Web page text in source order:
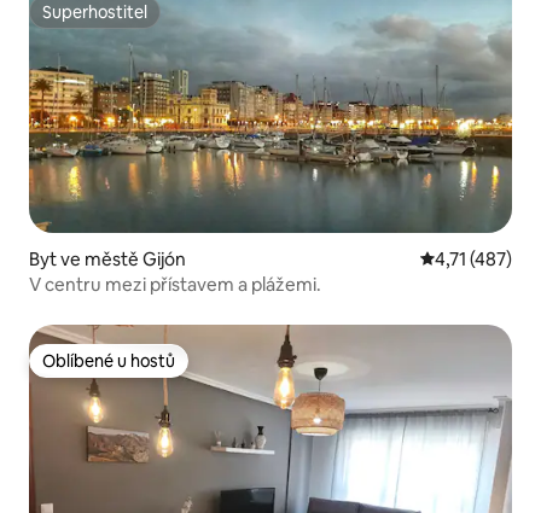
Superhostitel
Superhostitel
Byt ve městě Gijón Průměrné
4,71 (487)
V centru mezi přístavem a plážemi.
Oblíbené u hostů
Oblíbené u hostů